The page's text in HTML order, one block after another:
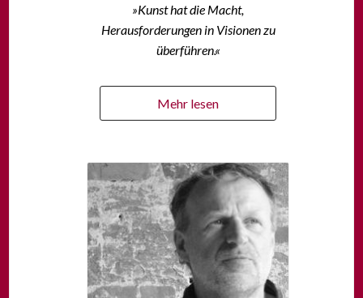
»Kunst hat die Macht,
Herausforderungen in Visionen zu
überführen.«
Mehr lesen